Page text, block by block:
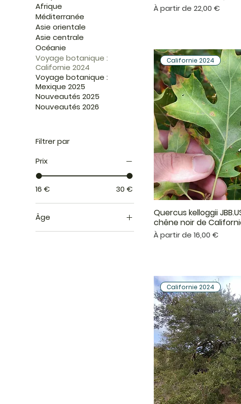
Afrique
Méditerranée
Asie orientale
Asie centrale
Océanie
Voyage botanique :
Californie 2024
Voyage botanique :
Mexique 2025
Nouveautés 2025
Nouveautés 2026
Filtrer par
Prix
16 € 30 €
Âge
À partir de22,00 €
Prix promotionnel
Aperçu
Californie 2024
Quercus kelloggii
chêne noir de
À partir de16,00 €
Prix promotionnel
Californie 2024